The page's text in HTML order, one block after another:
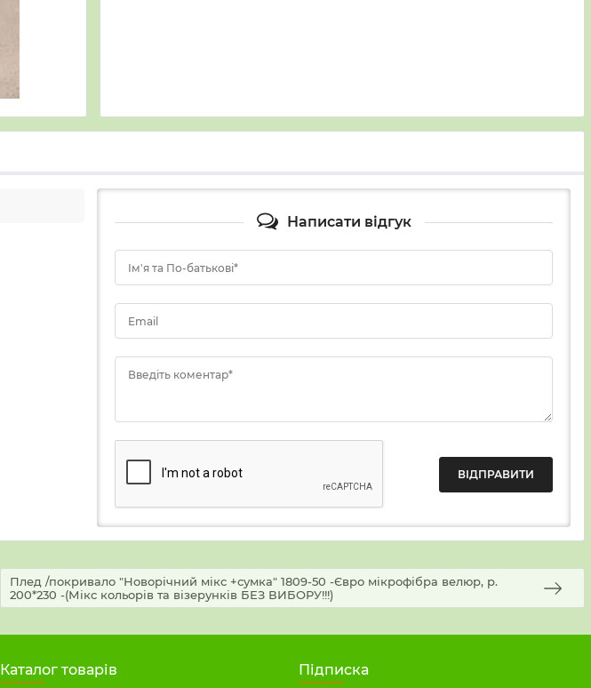
Написати відгук
Ім'я та По-батькові*
Email
Введіть коментар*
Плед /покривало "Новорічний мікс +сумка" 1809-50 -Євро мікрофібра велюр, р.
200*230 -(Мікс кольорів та візерунків БЕЗ ВИБОРУ!!!)
Каталог товарів Підписка